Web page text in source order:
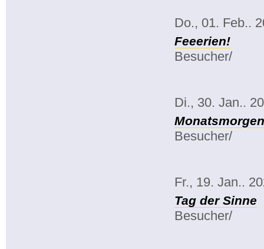
Do., 01. Feb..
Feeerien!
Besucher/
Di., 30. Jan..
Besucher/
Fr., 19. Jan..
Tag der Sinne
Besucher/